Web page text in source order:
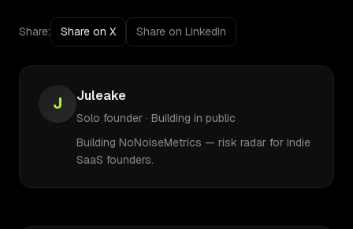
Share: Share on X Share on LinkedIn
J Juleake
Solo founder · Building in public
Building NoNoiseMetrics — risk radar for indie
SaaS founders.